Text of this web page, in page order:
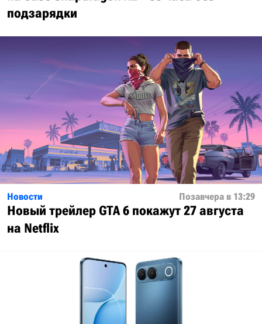
подзарядки
Новости Позавчера в 13:29
Новый трейлер GTA 6 покажут 27 августа
на Netflix